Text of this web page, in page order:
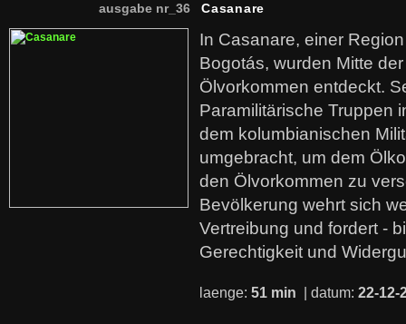
ausgabe nr_36 Casanare
In Casanare, einer
Bogotás, wurden Mitte
Ölvorkommen entdeckt.
Paramilitärische Truppen
dem kolumbianischen
umgebracht, um dem
den Ölvorkommen zu
Bevölkerung wehrt sich
Vertreibung und fordert -
Gerechtigkeit und
laenge: 51 min | datum: 22-12-